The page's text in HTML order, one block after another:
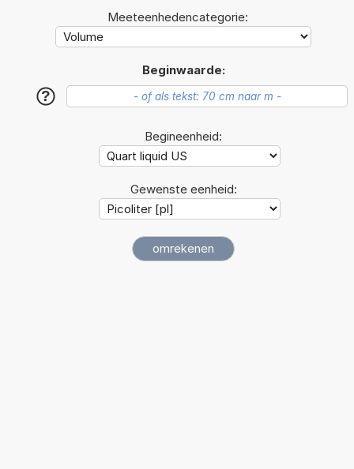
Meeteenhedencategorie:
Beginwaarde:
?
Begineenheid:
Gewenste eenheid: